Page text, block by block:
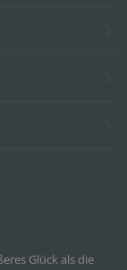
Glück als die